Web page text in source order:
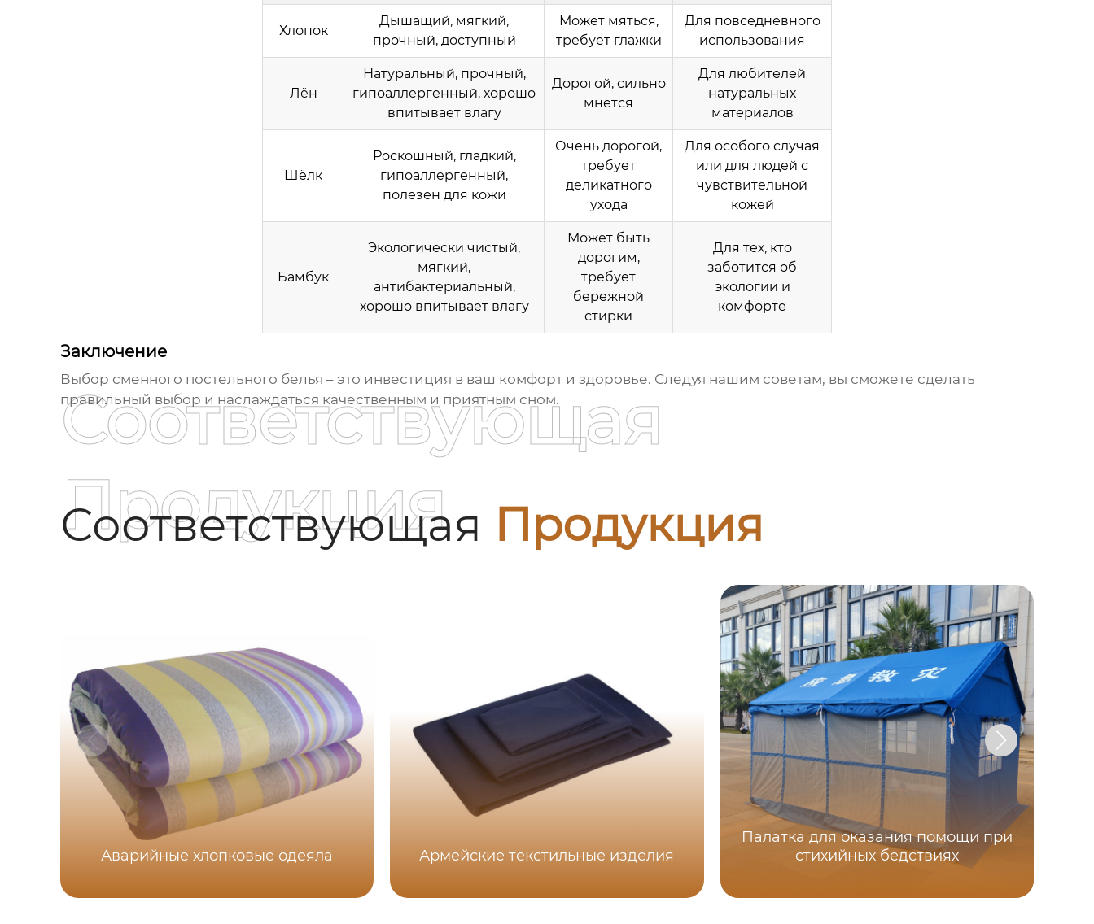
Хлопок
Дышащий, мягкий,
прочный, доступный
Может мяться,
требует глажки
Для повседневного
использования
Лён
Натуральный, прочный,
гипоаллергенный, хорошо
впитывает влагу
Дорогой, сильно
мнется
Для любителей
натуральных
материалов
Шёлк
Роскошный, гладкий,
гипоаллергенный,
полезен для кожи
Очень дорогой,
требует
деликатного
ухода
Для особого случая
или для людей с
чувствительной
кожей
Бамбук
Экологически чистый,
мягкий,
антибактериальный,
хорошо впитывает влагу
Может быть
дорогим,
требует
бережной
стирки
Для тех, кто
заботится об
экологии и
комфорте
Заключение
Выбор сменного постельного белья – это инвестиция в ваш комфорт и здоровье. Следуя нашим советам, вы сможете сделать
правильный выбор и наслаждаться качественным и приятным сном.
Соответствующая Продукция
Соответствующая
Продукция
Аварийные хлопковые одеяла Армейские текстильные изделия
Палатка для оказания помощи при
стихийных бедствиях